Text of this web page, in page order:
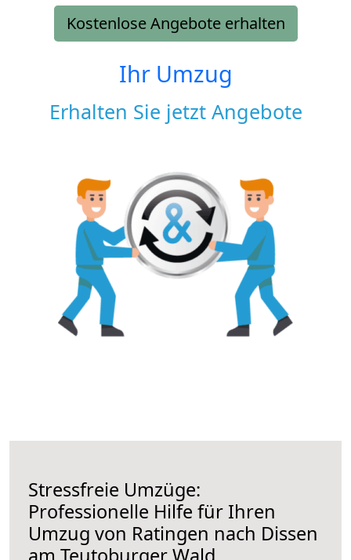
Kostenlose Angebote erhalten
Ihr Umzug
Erhalten Sie jetzt Angebote
Stressfreie Umzüge:
Professionelle Hilfe für Ihren
Umzug von Ratingen nach Dissen